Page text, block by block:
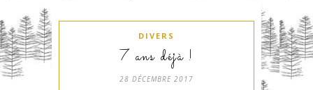
DIVERS
7 ans déjà !
28 DÉCEMBRE 2017